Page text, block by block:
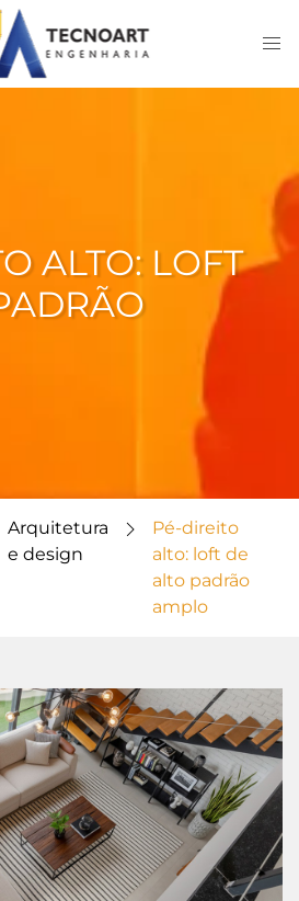
ALTO: LOFT
Arquitetura
e design
Pé-direito
alto: loft de
alto padrão
amplo